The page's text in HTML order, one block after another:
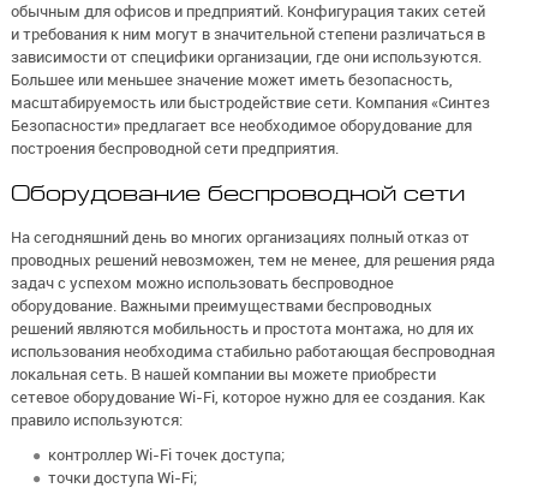
обычным для офисов и предприятий. Конфигурация таких сетей
и требования к ним могут в значительной степени различаться в
зависимости от специфики организации, где они используются.
Большее или меньшее значение может иметь безопасность,
масштабируемость или быстродействие сети. Компания «Синтез
Безопасности» предлагает все необходимое оборудование для
построения беспроводной сети предприятия.
Оборудование беспроводной сети
На сегодняшний день во многих организациях полный отказ от
проводных решений невозможен, тем не менее, для решения ряда
задач с успехом можно использовать беспроводное
оборудование. Важными преимуществами беспроводных
решений являются мобильность и простота монтажа, но для их
использования необходима стабильно работающая беспроводная
локальная сеть. В нашей компании вы можете приобрести
сетевое оборудование Wi-Fi, которое нужно для ее создания. Как
правило используются:
контроллер Wi-Fi точек доступа;
точки доступа Wi-Fi;